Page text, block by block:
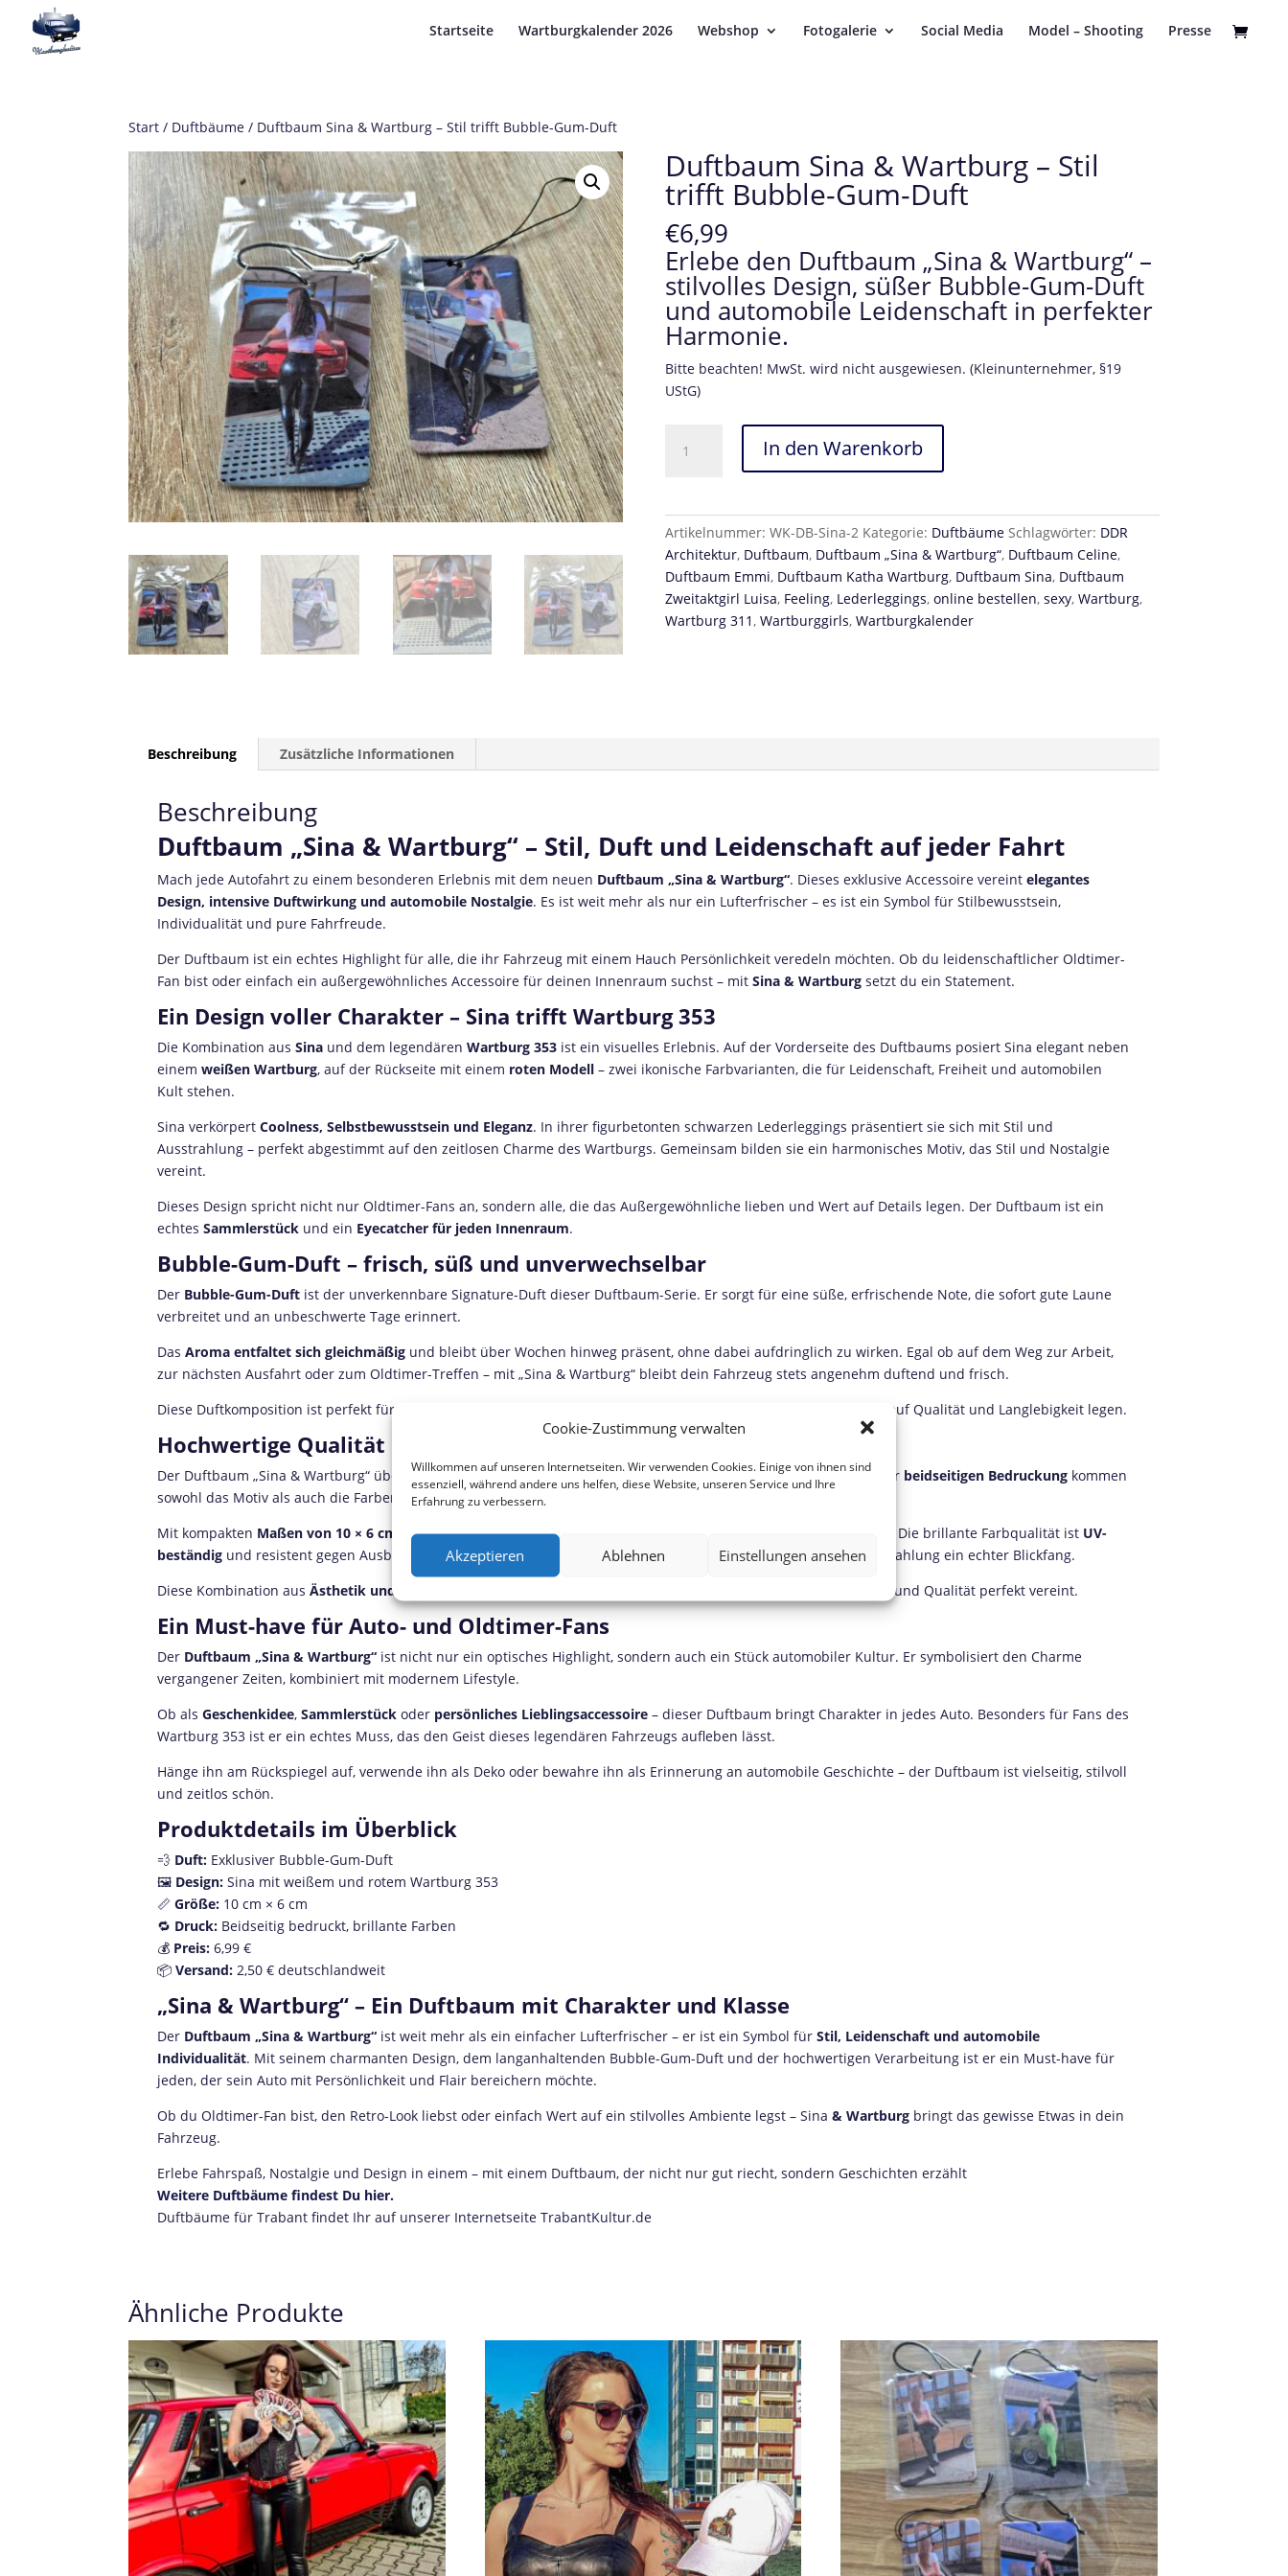
Cookie-Zustimmung verwalten
Willkommen auf unseren Internetseiten. Wir verwenden Cookies. Einige von ihnen sind
essenziell, während andere uns helfen, diese Website, unseren Service und Ihre
Erfahrung zu verbessern.
Akzeptieren Ablehnen Einstellungen ansehen
Startseite Wartburgkalender 2026 Webshop Fotogalerie Social Media Model – Shooting Presse
Start / Duftbäume / Duftbaum Sina & Wartburg – Stil trifft Bubble-Gum-Duft
Duftbaum Sina & Wartburg – Stil
trifft Bubble-Gum-Duft
€6,99
Erlebe den Duftbaum „Sina & Wartburg“ –
stilvolles Design, süßer Bubble-Gum-Duft
und automobile Leidenschaft in perfekter
Harmonie.
Bitte beachten! MwSt. wird nicht ausgewiesen. (Kleinunternehmer, §19
UStG)
Sina
trifft
Bubble-
Gum-
In den Warenkorb
Artikelnummer: WK-DB-Sina-2 Kategorie: Duftbäume Schlagwörter: DDR
Architektur, Duftbaum, Duftbaum „Sina & Wartburg“, Duftbaum Celine,
Duftbaum Emmi, Duftbaum Katha Wartburg, Duftbaum Sina, Duftbaum
Zweitaktgirl Luisa, Feeling, Lederleggings, online bestellen, sexy, Wartburg,
Wartburg 311, Wartburggirls, Wartburgkalender
Beschreibung Zusätzliche Informationen
Beschreibung
Duftbaum „Sina & Wartburg“ – Stil, Duft und Leidenschaft auf jeder Fahrt
Mach jede Autofahrt zu einem besonderen Erlebnis mit dem neuen Duftbaum „Sina & Wartburg“. Dieses exklusive Accessoire vereintelegantes
Design, intensive Duftwirkung und automobile Nostalgie. Es ist weit mehr als nur ein Lufterfrischer – es ist ein Symbol für Stilbewusstsein,
Individualität und pure Fahrfreude.
Der Duftbaum ist ein echtes Highlight für alle, die ihr Fahrzeug mit einem Hauch Persönlichkeit veredeln möchten. Ob du leidenschaftlicher Oldtimer-
Fan bist oder einfach ein außergewöhnliches Accessoire für deinen Innenraum suchst – mitSina & Wartburg setzt du ein Statement.
Ein Design voller Charakter – Sina trifft Wartburg 353
Die Kombination ausSina und dem legendärenWartburg 353 ist ein visuelles Erlebnis. Auf der Vorderseite des Duftbaums posiert Sina elegant neben
einemweißen Wartburg, auf der Rückseite mit einem roten Modell – zwei ikonische Farbvarianten, die für Leidenschaft, Freiheit und automobilen
Kult stehen.
Sina verkörpertCoolness, Selbstbewusstsein und Eleganz. In ihrer figurbetonten schwarzen Lederleggings präsentiert sie sich mit Stil und
Ausstrahlung – perfekt abgestimmt auf den zeitlosen Charme des Wartburgs. Gemeinsam bilden sie ein harmonisches Motiv, das Stil und Nostalgie
vereint.
Dieses Design spricht nicht nur Oldtimer-Fans an, sondern alle, die das Außergewöhnliche lieben und Wert auf Details legen. Der Duftbaum ist ein
echtesSammlerstück und ein Eyecatcher für jeden Innenraum.
Bubble-Gum-Duft – frisch, süß und unverwechselbar
Der Bubble-Gum-Duft ist der unverkennbare Signature-Duft dieser Duftbaum-Serie. Er sorgt für eine süße, erfrischende Note, die sofort gute Laune
verbreitet und an unbeschwerte Tage erinnert.
DasAroma entfaltet sich gleichmäßig und bleibt über Wochen hinweg präsent, ohne dabei aufdringlich zu wirken. Egal ob auf dem Weg zur Arbeit,
zur nächsten Ausfahrt oder zum Oldtimer-Treffen – mit „Sina & Wartburg“ bleibt dein Fahrzeug stets angenehm duftend und frisch.
Diese Duftkomposition ist perfekt für alle, die ein modernes, verspieltes Aroma bevorzugen und gleichzeitig Wert auf Qualität und Langlebigkeit legen.
Hochwertige Qualität und beidseitiger Druck
Der Duftbaum „Sina & Wartburg“ überzeugt durcherstklassige Verarbeitung und langlebige Materialien. Dank der beidseitigen Bedruckung kommen
sowohl das Motiv als auch die Farben perfekt zur Geltung – ganz gleich, von welcher Seite man ihn betrachtet.
Mit kompakten Maßen von 10 × 6 cm fügt sich der Duftbaum stilvoll in jeden Innenraum ein, ohne zu dominieren. Die brillante Farbqualität ist UV-
beständig und resistent gegen Ausbleichen – so bleibt dein Duftbaum auch nach Wochen intensiver Sonneneinstrahlung ein echter Blickfang.
Diese Kombination ausÄsthetik und Funktionalität macht den Duftbaum zu einem Premiumprodukt, das Design und Qualität perfekt vereint.
Ein Must-have für Auto- und Oldtimer-Fans
Der Duftbaum „Sina & Wartburg“ ist nicht nur ein optisches Highlight, sondern auch ein Stück automobiler Kultur. Er symbolisiert den Charme
vergangener Zeiten, kombiniert mit modernem Lifestyle.
Ob alsGeschenkidee,Sammlerstück oder persönliches Lieblingsaccessoire – dieser Duftbaum bringt Charakter in jedes Auto. Besonders für Fans des
Wartburg 353 ist er ein echtes Muss, das den Geist dieses legendären Fahrzeugs aufleben lässt.
Hänge ihn am Rückspiegel auf, verwende ihn als Deko oder bewahre ihn als Erinnerung an automobile Geschichte – der Duftbaum ist vielseitig, stilvoll
und zeitlos schön.
Produktdetails im Überblick
💨 Duft: Exklusiver Bubble-Gum-Duft
🖼️ Design: Sina mit weißem und rotem Wartburg 353
📏Größe: 10 cm × 6 cm
🔁 Druck: Beidseitig bedruckt, brillante Farben
💰 Preis: 6,99 €
📦Versand: 2,50 € deutschlandweit
„Sina & Wartburg“ – Ein Duftbaum mit Charakter und Klasse
Der Duftbaum „Sina & Wartburg“ ist weit mehr als ein einfacher Lufterfrischer – er ist ein Symbol fürStil, Leidenschaft und automobile
Individualität. Mit seinem charmanten Design, dem langanhaltenden Bubble-Gum-Duft und der hochwertigen Verarbeitung ist er ein Must-have für
jeden, der sein Auto mit Persönlichkeit und Flair bereichern möchte.
Ob du Oldtimer-Fan bist, den Retro-Look liebst oder einfach Wert auf ein stilvolles Ambiente legst – Sina & Wartburg bringt das gewisse Etwas in dein
Fahrzeug.
Erlebe Fahrspaß, Nostalgie und Design in einem – mit einem Duftbaum, der nicht nur gut riecht, sondern Geschichten erzählt
Weitere Duftbäume findest Du hier.
Duftbäume für Trabant findet Ihr auf unserer Internetseite TrabantKultur.de
Ähnliche Produkte